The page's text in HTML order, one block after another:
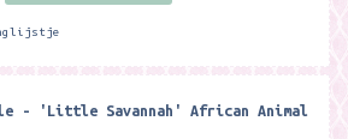
- 'Little Savannah' African Animal